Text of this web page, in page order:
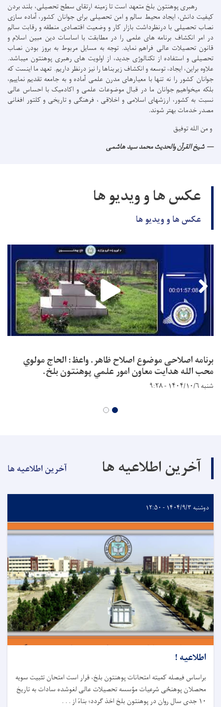
رهبری پوهنتون بلخ متعهد است تا زمینه ارتقای سطح تحصیلی، بلند بردن
کیفیت دانش، ایجاد محیط سالم و امن تحصیلی برای جوانان کشور، آماده سازی
نصاب تحصیلی با درنظرداشت بازار کار و وضعیت اقتصادی منطقه و رقابت سالم
در امر انکشاف برنامه های علمی را در مطابقت با اساسات دین مبین اسلام و
قانون تحصیلات عالی فراهم نماید. توجه به مسایل مربوط به بروز بودن نصاب
تحصیلی و استفاده از تکنالوژی جدید، از اولویت های رهبری پوهنتون میباشد.
علاوه براین، ایجاد، توسعه و انکشاف زیربناها را نیز درنظر داریم. تعهد ما اینست که
جوانان کشور را نه تنها با معیارهای مدرن علمی آماده و به جامعه تقدیم نماییم،
بلکه میخواهیم جوانان ما در قبال موضوعات علمی و اکادمیک با احساس عالی
نسبت به کشور، ارزشهای اسلامی و اخلاقی ، فرهنگی و تاریخی و کلتور افغانی
مصدر خدمات بهتر شوند.
و من الله توفیق
شیخ القرآن والحدیث محمد سید هاشمی
عکس ها و ویدیو ها
عکس ها و ویدیو ها
برنامه اصلاحی موضوع اصلاح ظاهر. واعظ: الحاج مولوي
محب الله هدایت معاون امور علمي پوهنتون بلخ.
شنبه ۱۴۰۴/۱۰/۶ - ۹:۲۸
آخرین اطلاعیه ها آخرین اطلاعیه ها
دوشنبه ۱۴۰۴/۹/۳ - ۱۲:۵۰
اطلاعیه !
براساس فیصله کمیته امتحانات پوهنتون بلخ، قرار است امتحان تثبیت سویه
محصلان پوهنځی شرعیات مؤسسه تحصیلات عالی لغوشده سادات به تاریخ
۱۰ جدی سال روان در پوهنتون بلخ اخذ گردد؛ بناءً از . . .